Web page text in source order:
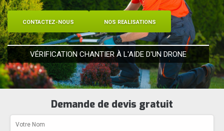
CONTACTEZ-NOUS NOS REALISATIONS
VÉRIFICATION CHANTIER À L'AIDE D'UN DRONE
Demande de devis gratuit